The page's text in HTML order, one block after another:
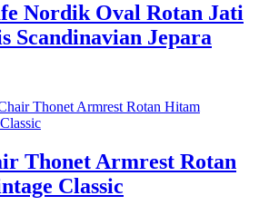
Nordik Oval Rotan Jati
Scandinavian Jepara
Thonet Armrest Rotan
Classic